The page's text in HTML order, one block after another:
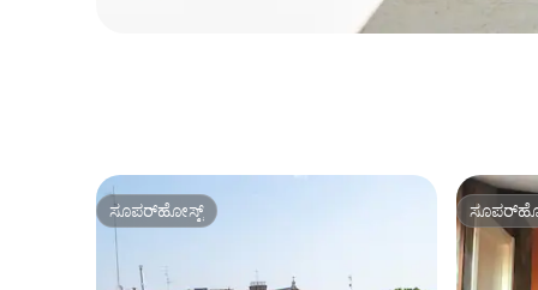
ಸೂಪರ್‌ಹೋಸ್ಟ್
ಸೂಪರ್‌ಹೋಸ್ಟ್